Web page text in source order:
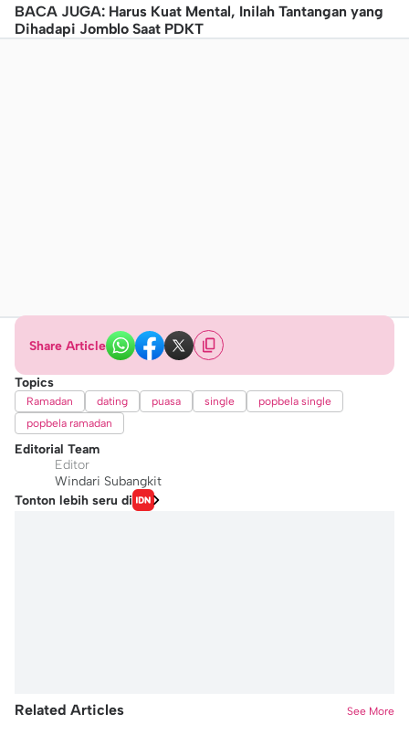
BACA JUGA: Harus Kuat Mental, Inilah Tantangan yang
Dihadapi Jomblo Saat PDKT
Share Article
Topics
Ramadan dating puasa single
popbela single
popbela ramadan
Editorial Team
Editor
Windari Subangkit
Tonton lebih seru di
Related Articles See More